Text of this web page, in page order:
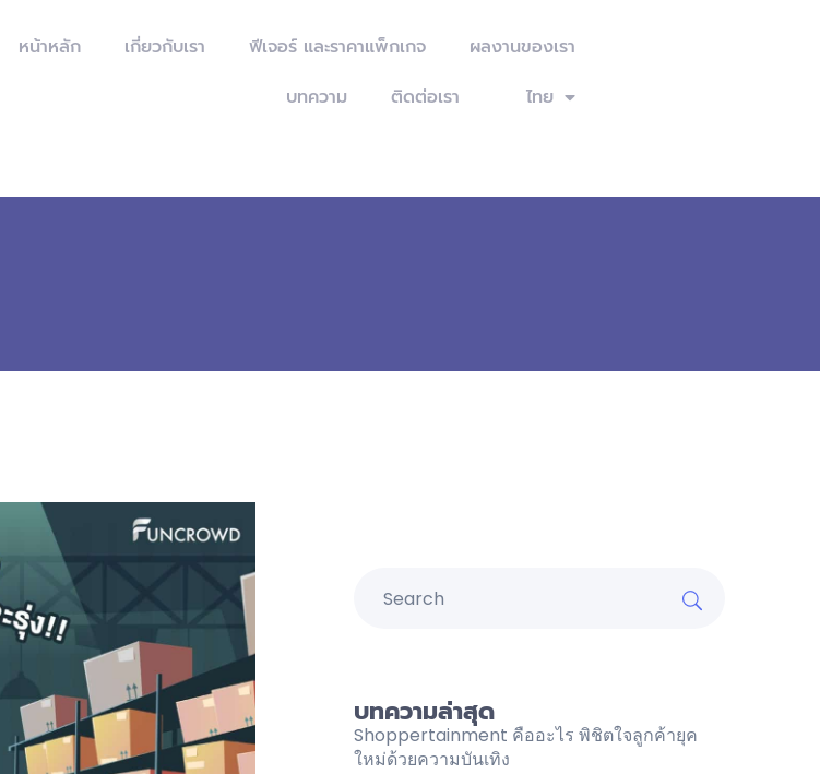
หน้าหลัก เกี่ยวกับเรา ฟีเจอร์ และราคาแพ็กเกจ
ผลงานของเรา
บทความ
ติดต่อเรา ไทย
บทความล่าสุด
Shoppertainment คืออะไร พิชิตใจลูกค้ายุค
ใหม่ด้วยความบันเทิง